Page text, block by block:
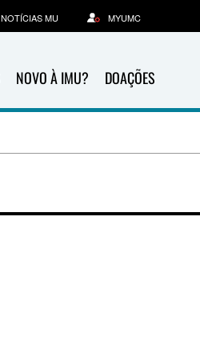
NOVO À IMU? DOAÇÕES
NOTÍCIAS MU MYUMC